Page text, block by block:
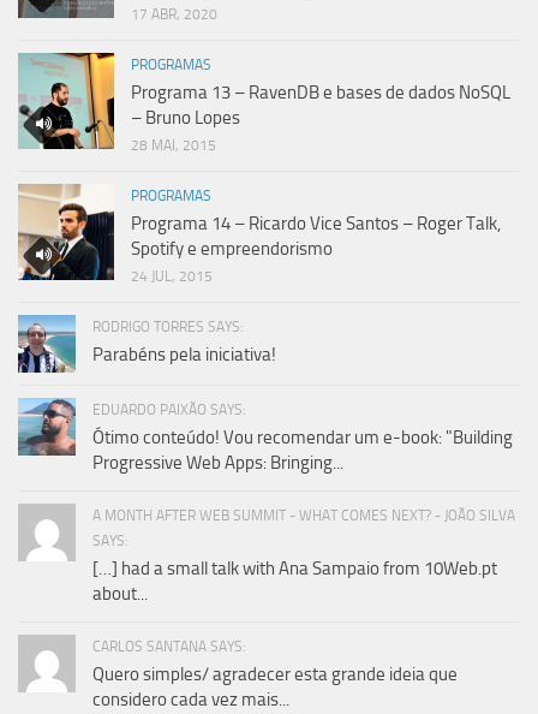
17 ABR, 2020
PROGRAMAS
Programa 13 – RavenDB e bases de dados NoSQL
– Bruno Lopes
28 MAI, 2015
PROGRAMAS
Programa 14 – Ricardo Vice Santos – Roger Talk,
Spotify e empreendorismo
24 JUL, 2015
RODRIGO TORRES SAYS:
Parabéns pela iniciativa!
EDUARDO PAIXÃO SAYS:
Ótimo conteúdo! Vou recomendar um e-book: "Building
Progressive Web Apps: Bringing...
A MONTH AFTER WEB SUMMIT - WHAT COMES NEXT? - JOÃO SILVA
SAYS:
[…] had a small talk with Ana Sampaio from 10Web.pt
about...
CARLOS SANTANA SAYS:
Quero simples/ agradecer esta grande ideia que
considero cada vez mais...